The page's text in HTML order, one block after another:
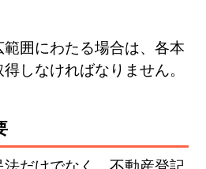
囲にわたる場合は、各本
しなければなりません。